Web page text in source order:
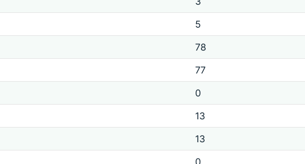
5
78
77
0
13
13
0